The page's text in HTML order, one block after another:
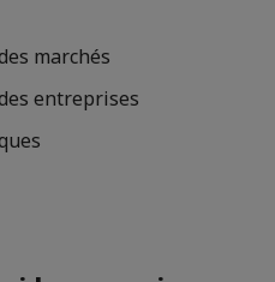
marchés
entreprises